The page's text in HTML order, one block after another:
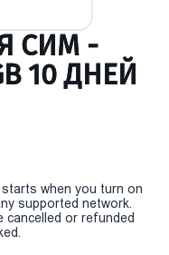
СИМ -
10 ДНЕЙ
when you turn on
supported network.
cancelled or refunded